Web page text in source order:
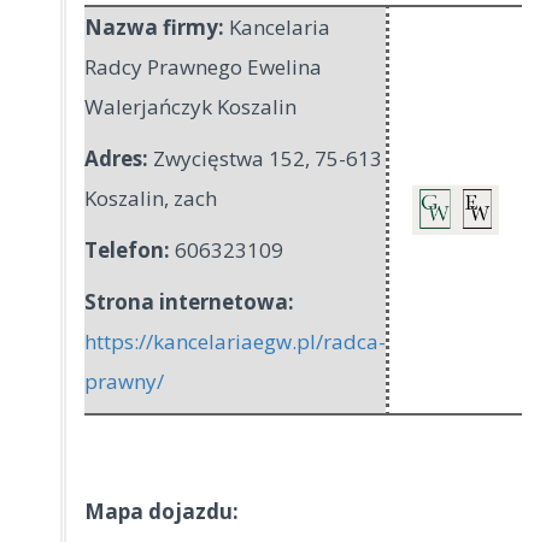
Nazwa firmy: Kancelaria
Radcy Prawnego Ewelina
Walerjańczyk Koszalin
Adres: Zwycięstwa 152, 75-613
Koszalin, zach
Telefon: 606323109
Strona internetowa:
https://kancelariaegw.pl/radca-
prawny/
Mapa dojazdu: